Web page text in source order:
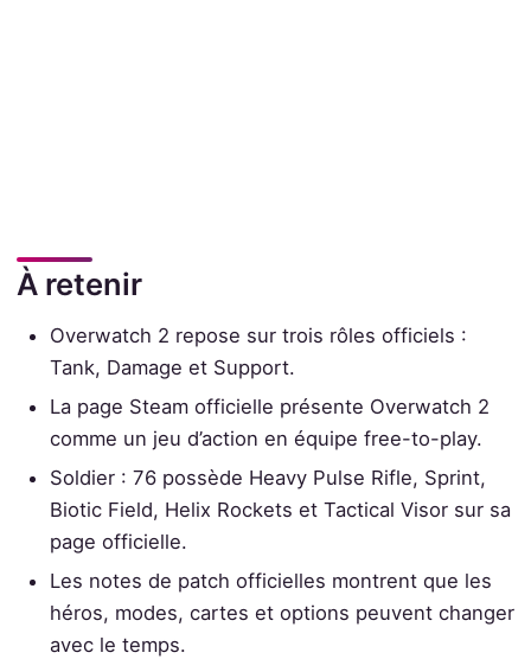
À retenir
Overwatch 2 repose sur trois rôles officiels :
Tank, Damage et Support.
La page Steam officielle présente Overwatch 2
comme un jeu d’action en équipe free-to-play.
Soldier : 76 possède Heavy Pulse Rifle, Sprint,
Biotic Field, Helix Rockets et Tactical Visor sur sa
page officielle.
Les notes de patch officielles montrent que les
héros, modes, cartes et options peuvent changer
avec le temps.